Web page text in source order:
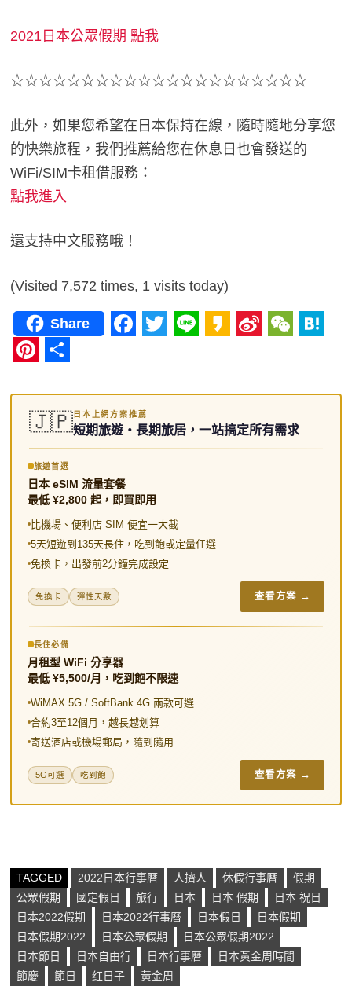
2021日本公眾假期 點我
☆☆☆☆☆☆☆☆☆☆☆☆☆☆☆☆☆☆☆☆☆
此外，如果您希望在日本保持在線，隨時隨地分享您
的快樂旅程，我們推薦給您在休息日也會發送的
WiFi/SIM卡租借服務：
點我進入
還支持中文服務哦！
(Visited 7,572 times, 1 visits today)
Share
c
e
b
o
o
k
i
t
t
r
n
e
k
a
o
n
a
W
C
h
a
t
i
e
e
享
🇯🇵日本上網方案推薦
短期旅遊・長期旅居，一站搞定所有需求
旅遊首選
日本 eSIM 流量套餐
最低 ¥2,800 起，即買即用
比機場、便利店 SIM 便宜一大截
5天短遊到135天長住，吃到飽或定量任選
免換卡，出發前2分鐘完成設定
免換卡 彈性天數 查看方案 →
長住必備
月租型 WiFi 分享器
最低 ¥5,500/月，吃到飽不限速
WiMAX 5G / SoftBank 4G 兩款可選
合約3至12個月，越長越划算
寄送酒店或機場郵局，隨到隨用
5G可選 吃到飽 查看方案 →
TAGGED 2022日本行事曆 人擠人 休假行事曆
假期
公眾假期
國定假日 旅行 日本 日本 假期
日本 祝日
日本2022假期
日本2022行事曆 日本假日
日本假期
日本假期2022
日本公眾假期
日本公眾假期2022
日本節日
日本自由行 日本行事曆
日本黃金周時間
節慶
節日 红日子 黃金周